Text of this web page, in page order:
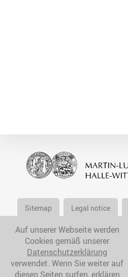
Sitemap Legal notice
Auf unserer Webseite werden
Cookies gemäß unserer
Datenschutzerklärung
verwendet. Wenn Sie weiter auf
diesen Seiten surfen, erklären